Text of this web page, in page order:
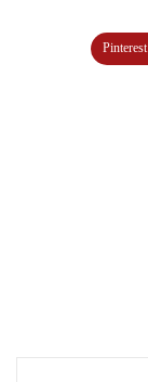
Pinterest